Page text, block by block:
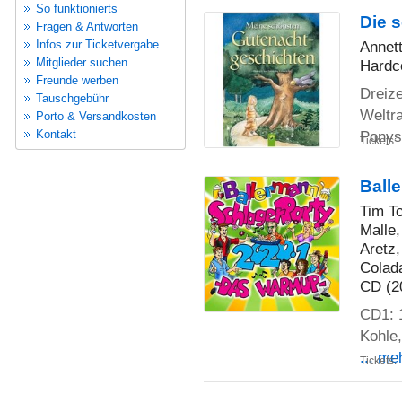
So funktionierts
Fragen & Antworten
Infos zur Ticketvergabe
Mitglieder suchen
Freunde werben
Tauschgebühr
Porto & Versandkosten
Kontakt
Die
Tickets:
Tim
CD
CD1:
...
Tickets: